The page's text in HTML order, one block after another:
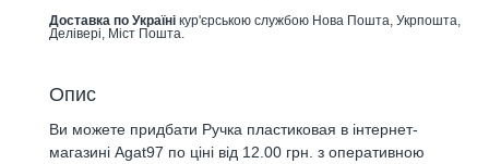
Доставка по Україні кур'єрською службою Нова Пошта, Укрпошта,
Делівері, Міст Пошта.
Опис
Ви можете придбати Ручка пластиковая в інтернет-
магазині Agat97 по ціні від 12.00 грн. з оперативною